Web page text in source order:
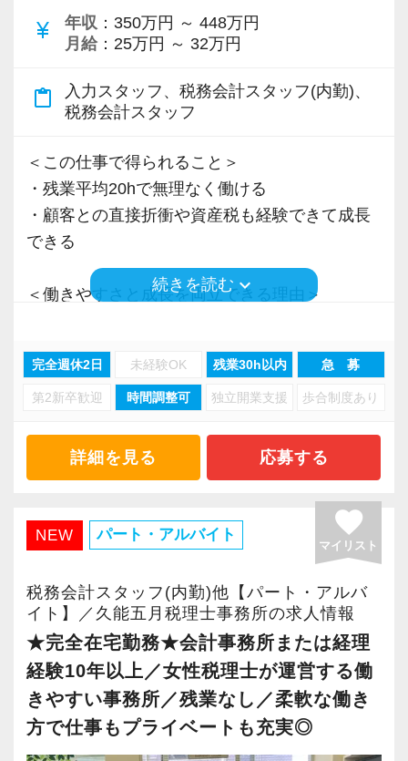
Q. 当事務所を選んだ理由は？
A. 幅広い業務を経験できる点に魅力を感じ、入
所を決めました。
A. さまざまな業務を任せてもらえるので、以前
より成長スピードが上がったと感じています。
Q. 職場の雰囲気は？
A. 上司や先輩に相談しやすく、風通しの良い職
場だと感じています。
・税務経験を活かして成長したい方
・キャリアアップ志向のある方
・顧客対応や提案業務に挑戦したい方
・資産税など専門性を高めたい方
・将来的にマネジメントに関わりたい方
＜まずはカジュアル面談へ＞
・事前に気軽な面談を実施
・仕事内容やキャリアを相談可
・ざっくばらんに質問OK
・納得後に選考へ進めます
・入社時期は柔軟に対応
・半年～1年の調整も可能
currency_yen 年収 ：350万円 ～ 448万円
月給 ：25万円 ～ 32万円
content_paste
入力スタッフ、税務会計スタッフ(内勤)、
税務会計スタッフ
＜この仕事で得られること＞
・残業平均20hで無理なく働ける
・顧客との直接折衝や資産税も経験できて成長
できる
＜働きやすさと成長を両立できる理由＞
・分業体制で業務負担を軽減
・顧客対応や提案業務に集中可能
・資産税や相続など専門性の高い案件あり
・経験値が自然と積み上がる環境
・有給取得率90％以上
・繁忙期も月30～40h程度
・男性の育休取得率100％
・テレワーク導入済み
・全席デュアルモニタ完備
＜幅広い経験・成長環境＞
続きを読むkeyboard_arrow_down
完全週休2日 未経験OK 残業30h以内 急 募
第2新卒歓迎 時間調整可 独立開業支援 歩合制度あり
詳細を見る 応募する
NEW パート・アルバイト favorite
マイリスト
税務会計スタッフ(内勤)他【パート・アルバ
イト】／久能五月税理士事務所の求人情報
★完全在宅勤務★会計事務所または経理
経験10年以上／女性税理士が運営する働
きやすい事務所／残業なし／柔軟な働き
方で仕事もプライベートも充実◎